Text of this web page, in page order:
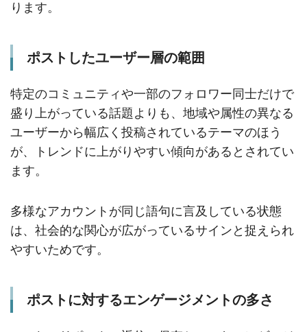
ります。
ポストしたユーザー層の範囲
特定のコミュニティや一部のフォロワー同士だけで
盛り上がっている話題よりも、地域や属性の異なる
ユーザーから幅広く投稿されているテーマのほう
が、トレンドに上がりやすい傾向があるとされてい
ます。
多様なアカウントが同じ語句に言及している状態
は、社会的な関心が広がっているサインと捉えられ
やすいためです。
ポストに対するエンゲージメントの多さ